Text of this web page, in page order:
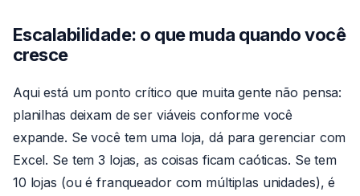
Escalabilidade: o que muda quando você
cresce
Aqui está um ponto crítico que muita gente não pensa:
planilhas deixam de ser viáveis conforme você
expande. Se você tem uma loja, dá para gerenciar com
Excel. Se tem 3 lojas, as coisas ficam caóticas. Se tem
10 lojas (ou é franqueador com múltiplas unidades), é